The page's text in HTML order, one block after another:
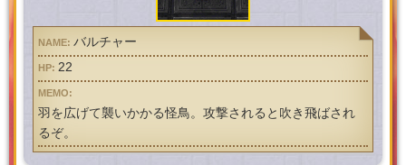
バルチャー
22
羽を広げて襲いかかる怪鳥。攻撃されると吹き飛ばされ
るぞ。